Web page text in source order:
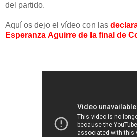
del partido.
Aquí os dejo el vídeo con las
Esperanza Aguirre de la final de